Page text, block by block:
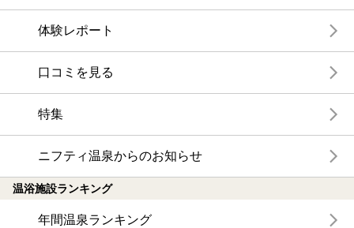
体験レポート
口コミを見る
特集
ニフティ温泉からのお知らせ
温浴施設ランキング
年間温泉ランキング